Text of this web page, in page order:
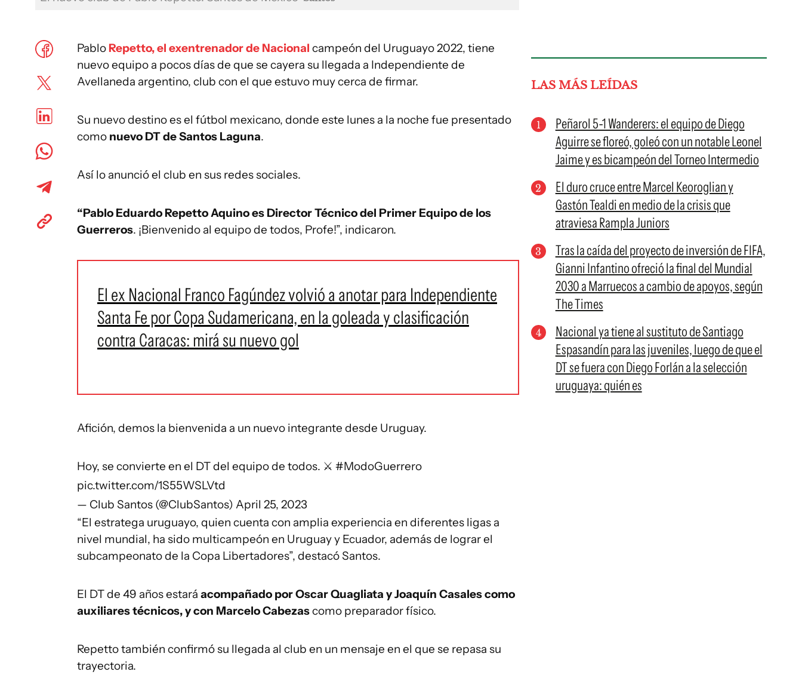
PabloRepetto, el exentrenador de Nacional campeón del Uruguayo 2022, tiene
nuevo equipo a pocos días de que se cayera su llegada a Independiente de
Avellaneda argentino, club con el que estuvo muy cerca de firmar.
Su nuevo destino es el fútbol mexicano, donde este lunes a la noche fue presentado
como nuevo DT de Santos Laguna.
Así lo anunció el club en sus redes sociales.
“Pablo Eduardo Repetto Aquino es Director Técnico del Primer Equipo de los
Guerreros. ¡Bienvenido al equipo de todos, Profe!”, indicaron.
El ex Nacional Franco Fagúndez volvió a anotar para Independiente
Santa Fe por Copa Sudamericana, en la goleada y clasificación
contra Caracas: mirá su nuevo gol
Afición, demos la bienvenida a un nuevo integrante desde Uruguay.
Hoy, se convierte en el DT del equipo de todos. ⚔️ #ModoGuerrero
pic.twitter.com/1S55WSLVtd
— Club Santos (@ClubSantos) April 25, 2023
“El estratega uruguayo, quien cuenta con amplia experiencia en diferentes ligas a
nivel mundial, ha sido multicampeón en Uruguay y Ecuador, además de lograr el
subcampeonato de la Copa Libertadores”, destacó Santos.
El DT de 49 años estará acompañado por Oscar Quagliata y Joaquín Casales como
auxiliares técnicos, y con Marcelo Cabezascomo preparador físico.
Repetto también confirmó su llegada al club en un mensaje en el que se repasa su
trayectoria.
LAS MÁS LEÍDAS
Peñarol 5-1 Wanderers: el equipo de Diego
Aguirre se floreó, goleó con un notable Leonel
Jaime y es bicampeón del Torneo Intermedio
El duro cruce entre Marcel Keoroglian y
Gastón Tealdi en medio de la crisis que
atraviesa Rampla Juniors
Tras la caída del proyecto de inversión de FIFA,
Gianni Infantino ofreció la final del Mundial
2030 a Marruecos a cambio de apoyos, según
The Times
Nacional ya tiene al sustituto de Santiago
Espasandín para las juveniles, luego de que el
DT se fuera con Diego Forlán a la selección
uruguaya: quién es